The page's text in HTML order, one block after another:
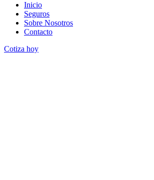
Inicio
Seguros
Sobre Nosotros
Contacto
Cotiza hoy